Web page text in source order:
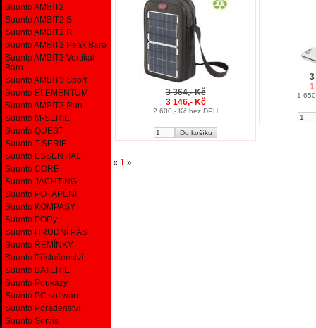
Suunto AMBIT2
Suunto AMBIT2 S
Suunto AMBIT2 R
Suunto AMBIT3 Peak Baro
Suunto AMBIT3 Vertikal
Baro
Suunto AMBIT3 Sport
Suunto ELEMENTUM
Suunto AMBIT3 Run
Suunto M-SERIE
Suunto QUEST
Suunto T-SERIE
Suunto ESSENTIAL
Suunto CORE
Suunto JACHTING
Suunto POTÁPĚNÍ
Suunto KOMPASY
Suunto PODy
Suunto HRUDNÍ PÁS
Suunto ŘEMÍNKY
Suunto Příslušenství
Suunto BATERIE
Suunto Poukazy
Suunto PC software
Suunto Poradenství
Suunto Servis
3 364,- Kč
3 146,- Kč
2 600,- Kč bez DPH
3
1
1
« 1 »